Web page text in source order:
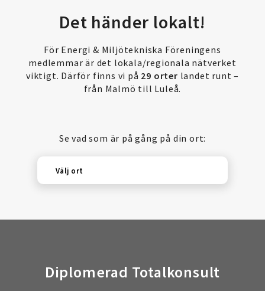
Det händer lokalt!
För Energi & Miljötekniska Föreningens
medlemmar är det lokala/regionala nätverket
viktigt. Därför finns vi på 29 orter landet runt –
från Malmö till Luleå.
Se vad som är på gång på din ort:
Välj ort
Diplomerad Totalkonsult